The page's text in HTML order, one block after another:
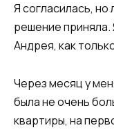
​Я согласилась, но
решение
Андрея, как
​Через месяц у
была не очень
квартиры, на